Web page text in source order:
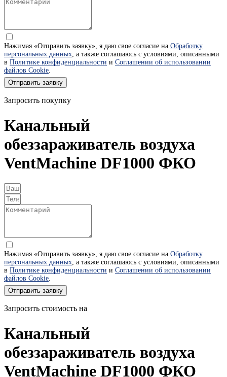
Нажимая «Отправить заявку», я даю свое согласие на Обработку
персональных данных, а также соглашаюсь с условиями, описанными
в Политике конфиденциальности и Соглашении об использовании
файлов Cookie.
Отправить заявку
Запросить покупку
Канальный
обеззараживатель воздуха
VentMachine DF1000 ФКО
Нажимая «Отправить заявку», я даю свое согласие на Обработку
персональных данных, а также соглашаюсь с условиями, описанными
в Политике конфиденциальности и Соглашении об использовании
файлов Cookie.
Отправить заявку
Запросить стоимость на
Канальный
обеззараживатель воздуха
VentMachine DF1000 ФКО